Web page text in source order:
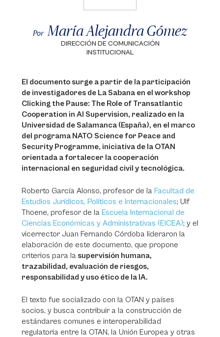
Por María Alejandra Gómez
DIRECCIÓN DE COMUNICACIÓN
INSTITUCIONAL
El documento surge a partir de la participación
de investigadores de La Sabana en el workshop
Clicking the Pause: The Role of Transatlantic
Cooperation in AI Supervision, realizado en la
Universidad de Salamanca (España), en el marco
del programa NATO Science for Peace and
Security Programme, iniciativa de la OTAN
orientada a fortalecer la cooperación
internacional en seguridad civil y tecnológica.
Roberto García Alonso, profesor de la Facultad de
Estudios Jurídicos, Políticos e Internacionales; Ulf
Thoene, profesor de la Escuela Internacional de
Ciencias Económicas y Administrativas (EICEA); y el
vicerrector Juan Fernando Córdoba lideraron la
elaboración de este documento, que propone
criterios para la supervisión humana,
trazabilidad, evaluación de riesgos,
responsabilidad y uso ético de la IA.
El texto fue socializado con la OTAN y países
socios, y busca contribuir a la construcción de
estándares comunes e interoperabilidad
regulatoria entre la OTAN, la Unión Europea y otras